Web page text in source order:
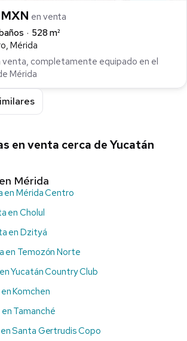
en venta
528 m²
Mérida
completamente equipado en el
Mérida
en venta cerca de Yucatán
Mérida
en Mérida Centro
en Cholul
en Dzityá
en Temozón Norte
Yucatán Country Club
Komchen
Tamanché
Santa Gertrudis Copo